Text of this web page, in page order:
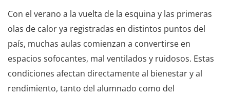
Con el verano a la vuelta de la esquina y las primeras
olas de calor ya registradas en distintos puntos del
país, muchas aulas comienzan a convertirse en
espacios sofocantes, mal ventilados y ruidosos. Estas
condiciones afectan directamente al bienestar y al
rendimiento, tanto del alumnado como del